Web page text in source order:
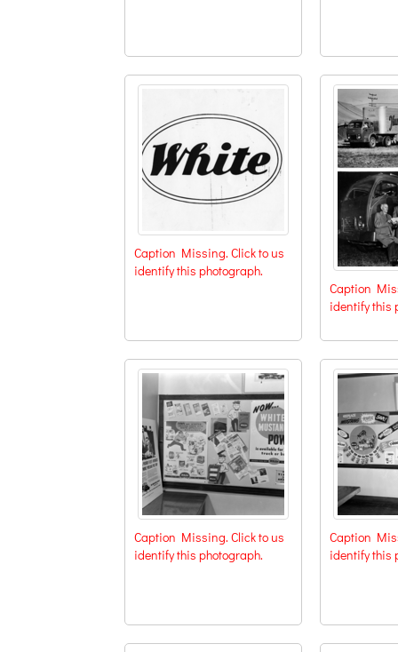
Caption Missing. Click to us
identify this photograph.
Caption
identify this
Caption Missing. Click to us
identify this photograph.
Caption
identify this